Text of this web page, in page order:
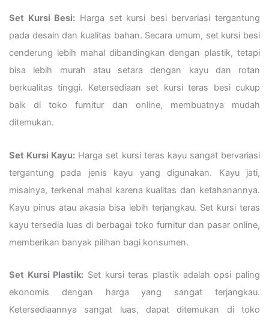
Set Kursi Besi: Harga set kursi besi bervariasi tergantung
pada desain dan kualitas bahan. Secara umum, set kursi besi
cenderung lebih mahal dibandingkan dengan plastik, tetapi
bisa lebih murah atau setara dengan kayu dan rotan
berkualitas tinggi. Ketersediaan set kursi teras besi cukup
baik di toko furnitur dan online, membuatnya mudah
ditemukan.
Set Kursi Kayu: Harga set kursi teras kayu sangat bervariasi
tergantung pada jenis kayu yang digunakan. Kayu jati,
misalnya, terkenal mahal karena kualitas dan ketahanannya.
Kayu pinus atau akasia bisa lebih terjangkau. Set kursi teras
kayu tersedia luas di berbagai toko furnitur dan pasar online,
memberikan banyak pilihan bagi konsumen.
Set Kursi Plastik: Set kursi teras plastik adalah opsi paling
ekonomis dengan harga yang sangat terjangkau.
Ketersediaannya sangat luas, dapat ditemukan di toko